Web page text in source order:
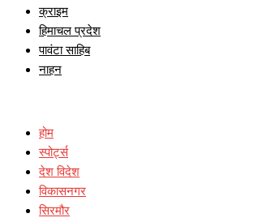
क्राइम
हिमाचल प्रदेश
पावंटा साहिब
नाहन
होम
स्पोर्ट्स
देश विदेश
विकासनगर
सिरमौर